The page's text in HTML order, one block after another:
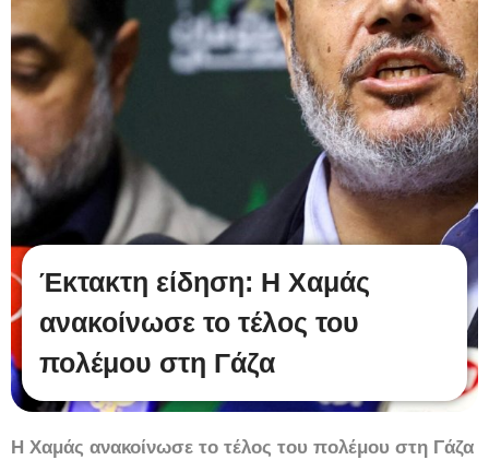
Έκτακτη είδηση: Η Χαμάς
ανακοίνωσε το τέλος του
πολέμου στη Γάζα
Η Χαμάς ανακοίνωσε το τέλος του πολέμου στη Γάζα